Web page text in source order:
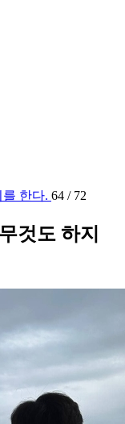
한다. 64 / 72
것도 하지